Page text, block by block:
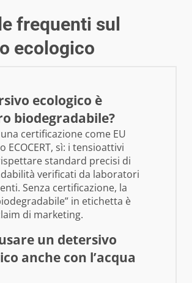
frequenti sul
ecologico
ecologico è
biodegradabile?
certificazione come EU
ECOCERT, sì: i tensioattivi
standard precisi di
verificati da laboratori
Senza certificazione, la
in etichetta è
di marketing.
un detersivo
anche con l’acqua